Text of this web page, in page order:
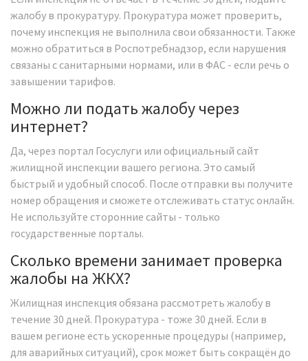
жалобу в прокуратуру. Прокуратура может проверить,
почему инспекция не выполнила свои обязанности. Также
можно обратиться в Роспотребнадзор, если нарушения
связаны с санитарными нормами, или в ФАС - если речь о
завышении тарифов.
Можно ли подать жалобу через
интернет?
Да, через портал Госуслуги или официальный сайт
жилищной инспекции вашего региона. Это самый
быстрый и удобный способ. После отправки вы получите
номер обращения и сможете отслеживать статус онлайн.
Не используйте сторонние сайты - только
государственные порталы.
Сколько времени занимает проверка
жалобы на ЖКХ?
Жилищная инспекция обязана рассмотреть жалобу в
течение 30 дней. Прокуратура - тоже 30 дней. Если в
вашем регионе есть ускоренные процедуры (например,
для аварийных ситуаций), срок может быть сокращён до